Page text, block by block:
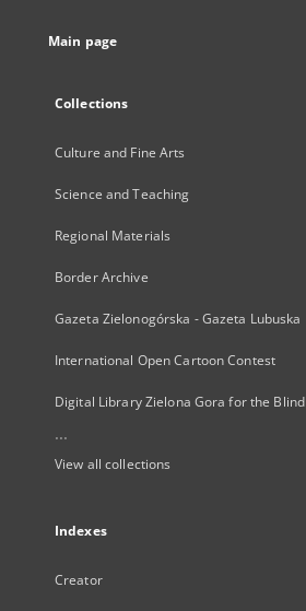
Main page
Collections
Culture and Fine Arts
Science and Teaching
Regional Materials
Border Archive
Gazeta Zielonogórska - Gazeta Lubuska
International Open Cartoon Contest
Digital Library Zielona Gora for the Blind
...
View all collections
Indexes
Creator